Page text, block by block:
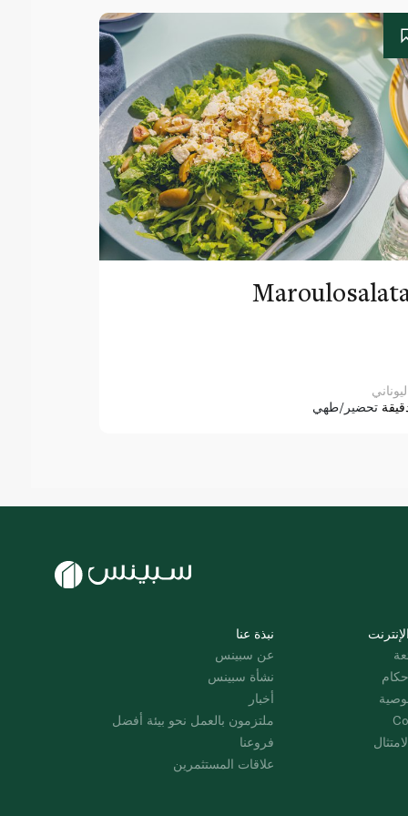
تحضير/طهي
نبذة عنا
عن سبينس
نشأة سبينس
أخبار
ملتزمون بالعمل نحو بيئة أفضل
فروعنا
علاقات المستثمرين